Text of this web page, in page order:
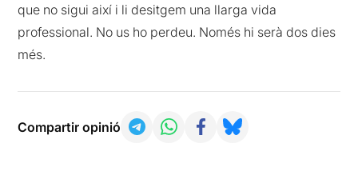
que no sigui així i li desitgem una llarga vida
professional. No us ho perdeu. Només hi serà dos dies
més.
Compartir opinió